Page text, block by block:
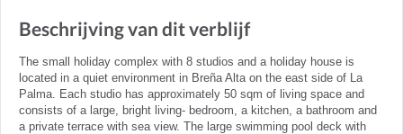
Beschrijving van dit verblijf
The small holiday complex with 8 studios and a holiday house is
located in a quiet environment in Breña Alta on the east side of La
Palma. Each studio has approximately 50 sqm of living space and
consists of a large, bright living- bedroom, a kitchen, a bathroom and
a private terrace with sea view. The large swimming pool deck with